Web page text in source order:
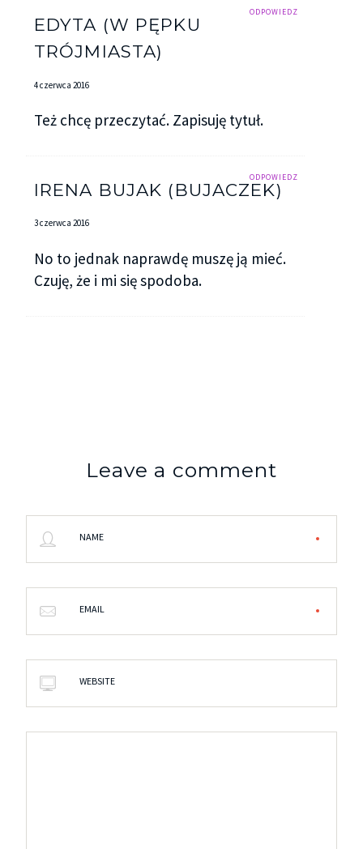
ODPOWIEDZ
EDYTA (W PĘPKU
TRÓJMIASTA)
4 czerwca 2016
Też chcę przeczytać. Zapisuję tytuł.
ODPOWIEDZ
IRENA BUJAK (BUJACZEK)
3 czerwca 2016
No to jednak naprawdę muszę ją mieć.
Czuję, że i mi się spodoba.
Leave a comment
NAME
EMAIL
WEBSITE